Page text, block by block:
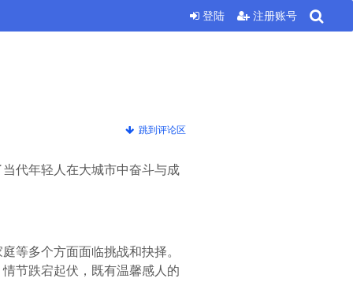
登陆 注册账号
跳到评论区
代年轻人在大城市中奋斗与成
等多个方面面临挑战和抉择。
节跌宕起伏，既有温馨感人的